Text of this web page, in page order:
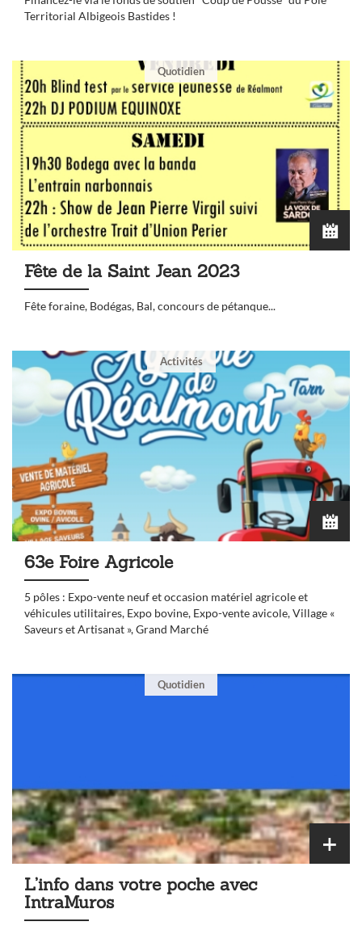
Territorial Albigeois Bastides !
Quotidien
Fête de la Saint Jean 2023
Fête foraine, Bodégas, Bal, concours de pétanque...
Activités
63e Foire Agricole
5 pôles : Expo-vente neuf et occasion matériel agricole et
véhicules utilitaires, Expo bovine, Expo-vente avicole, Village «
Saveurs et Artisanat », Grand Marché
Quotidien
L’info dans votre poche avec
IntraMuros